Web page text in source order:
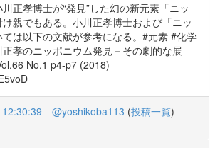
正孝博士が“発見”した幻の新元素「ニッ
親でもある。小川正孝博士および「ニッ
は以下の文献が参考になる。#元素 #化学
正孝のニッポニウム発見－その劇的な展
No.1 p4-p7 (2018)
@yoshikoba113 (投稿一覧)